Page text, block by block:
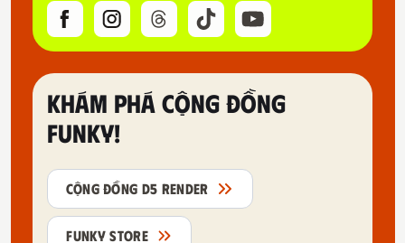
KHÁM PHÁ CỘNG ĐỒNG
FUNKY!
CỘNG ĐỒNG D5 RENDER
FUNKY STORE